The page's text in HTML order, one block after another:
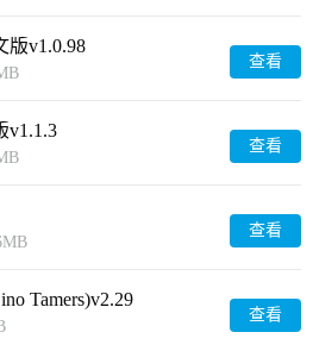
版v1.0.98
查看
v1.1.3
查看
查看
Tamers)v2.29
查看